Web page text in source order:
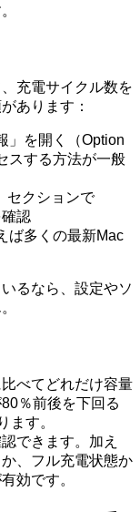
充電サイクル数を
あります：
」を開く（Option
スする方法が一般
セクションで
認
ば多くの最新Mac
るなら、設定やソ
べてどれだけ容量
％前後を下回る
ます。
できます。加え
、フル充電状態か
効です。